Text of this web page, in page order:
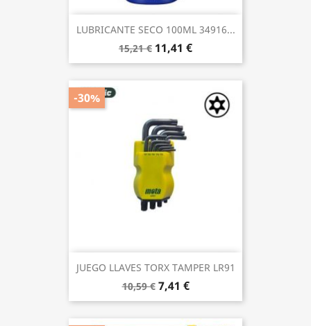
LUBRICANTE SECO 100ML 34916...
15,21 € 11,41 €
JUEGO LLAVES TORX TAMPER LR91
10,59 € 7,41 €
-30%